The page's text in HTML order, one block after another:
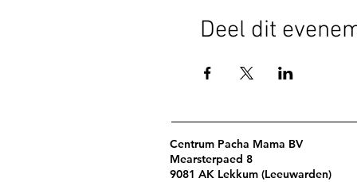
Deel dit
Centrum Pacha Mama BV
Mearsterpaed 8
9081 AK Lekkum (Leeuwarden)